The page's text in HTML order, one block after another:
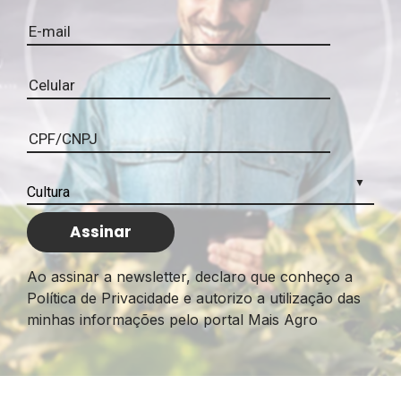
modernização da produção de café
como para os processos de pós-colheita. Todos
os esforços foram direcionados não só para o
aumento da produtividade, mas, principalmente,
para aqualidade do grão, o que, por sua vez,
colaborou para uma melhor valorização do café.
As leveduras ajudaram nos últimos anos a
Ao assinar a newsletter, declaro que conheço a
Política de Privacidade e autorizo a utilização das
minhas informações pelo portal Mais Agro